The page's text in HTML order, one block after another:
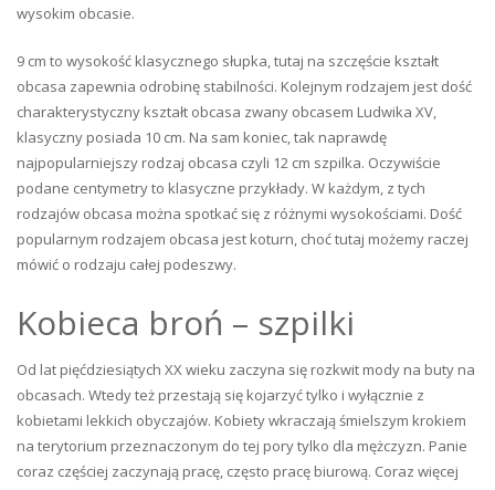
wysokim obcasie.
9 cm to wysokość klasycznego słupka, tutaj na szczęście kształt
obcasa zapewnia odrobinę stabilności. Kolejnym rodzajem jest dość
charakterystyczny kształt obcasa zwany obcasem Ludwika XV,
klasyczny posiada 10 cm. Na sam koniec, tak naprawdę
najpopularniejszy rodzaj obcasa czyli 12 cm szpilka. Oczywiście
podane centymetry to klasyczne przykłady. W każdym, z tych
rodzajów obcasa można spotkać się z różnymi wysokościami. Dość
popularnym rodzajem obcasa jest koturn, choć tutaj możemy raczej
mówić o rodzaju całej podeszwy.
Kobieca broń – szpilki
Od lat pięćdziesiątych XX wieku zaczyna się rozkwit mody na buty na
obcasach. Wtedy też przestają się kojarzyć tylko i wyłącznie z
kobietami lekkich obyczajów. Kobiety wkraczają śmielszym krokiem
na terytorium przeznaczonym do tej pory tylko dla mężczyzn. Panie
coraz częściej zaczynają pracę, często pracę biurową. Coraz więcej